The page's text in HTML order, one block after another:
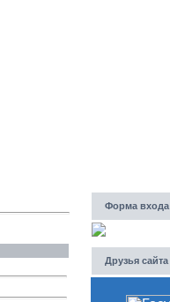
Форма входа
Друзья сайта